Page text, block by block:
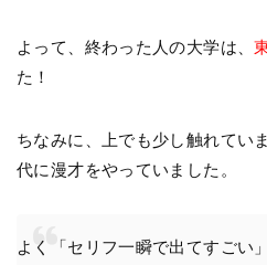
よって、終わった人の大学は、
た！
ちなみに、上でも少し触れてい
代に漫才をやっていました。
よく「セリフ一瞬で出てすごい